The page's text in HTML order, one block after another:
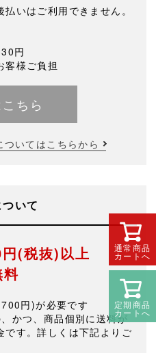
通常商品
カートへ
定期商品
カートへ
いはご利用できません。
円
客様ご負担
ちら
いてはこちらから
いて
(税抜)以上
円)が必要です
かつ、商品個別に送料が
です。詳しくは下記よりご